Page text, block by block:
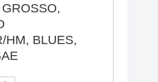
HM, BLUES,